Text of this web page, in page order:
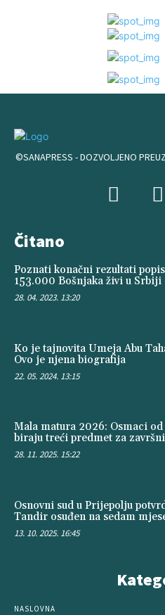
©SANAPRESS - DOZVOLJENO
Čitano
Poznati konačni rezultati
153.000 Bošnjaka živi u Srbiji
28. 04. 2023. 13:20
Ko je tajnovita Umeja Abu
Ovo je njena biografija
22. 05. 2024. 13:15
Mala matura 2026: Osmaci od
biraju treći predmet za
28. 11. 2025. 15:22
Osnovni sud u Prijepolju
Tandir osuđen na sedam
13. 10. 2025. 16:45
NASLOVNA